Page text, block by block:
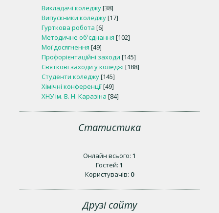
Викладачі коледжу[38]
Випускники коледжу[17]
Гурткова робота [6]
Методичне об'єднання [102]
Мої досягнення [49]
Профорієнтаційні заходи [145]
Святкові заходи у коледжі [188]
Студенти коледжу[145]
Хімічні конференції[49]
ХНУ ім. В. Н. Каразіна [84]
Статистика
Онлайн всього: 1
Гостей: 1
Користувачів: 0
Друзі сайту